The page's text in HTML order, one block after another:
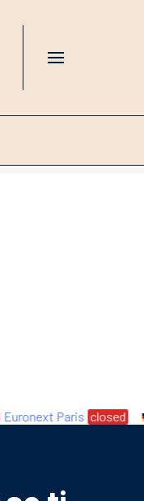
Paris closed